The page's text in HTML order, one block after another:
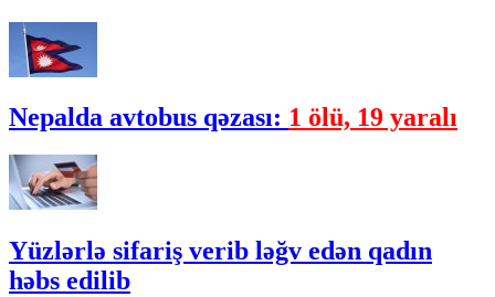
Nepalda avtobus qəzası: 1 ölü, 19 yaralı
Yüzlərlə sifariş verib ləğv edən qadın
həbs edilib